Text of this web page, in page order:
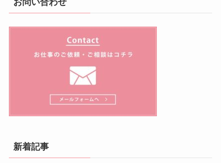
お問い合わせ
新着記事